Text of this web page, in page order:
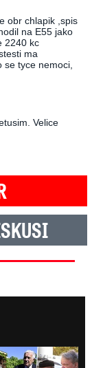
obr chlapik ,spis
na E55 jako
2240 kc
ma
se tyce nemoci,
Velice